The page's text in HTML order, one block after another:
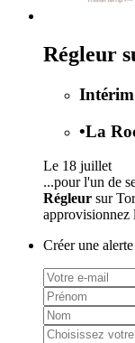
Régleur
Intérim
•La
Le 18 juillet
...pour l'un de
Régleur sur
approvisionnez
Créer une